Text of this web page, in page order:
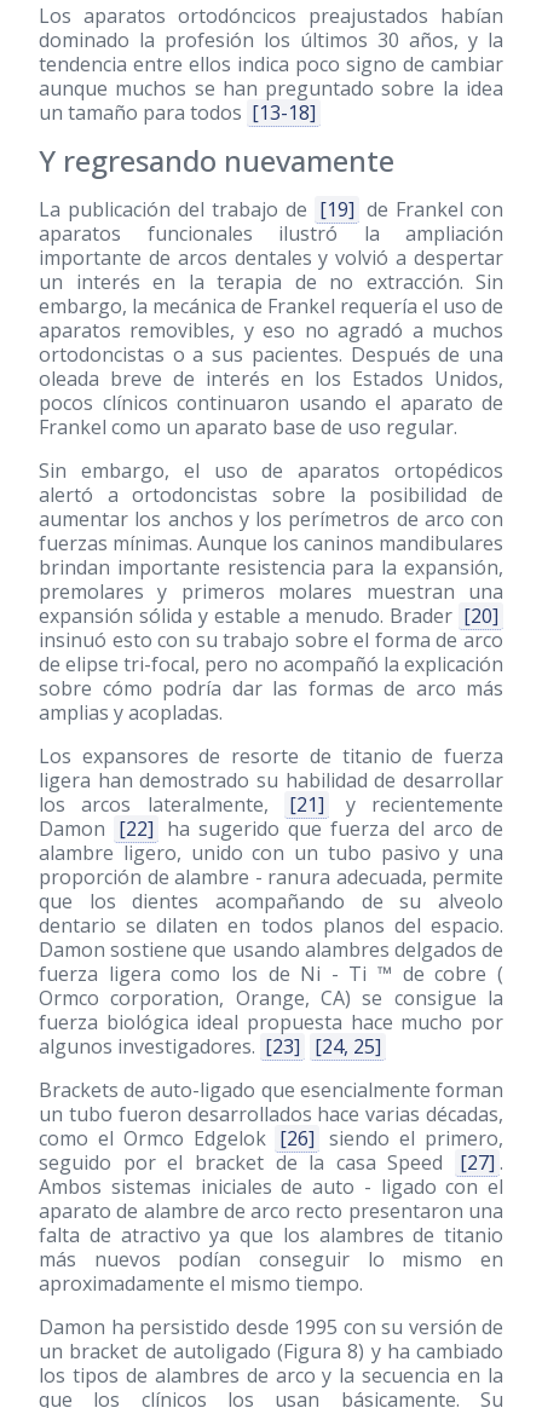
Los aparatos ortodóncicos preajustados habían
dominado la profesión los últimos 30 años, y la
tendencia entre ellos indica poco signo de cambiar
aunque muchos se han preguntado sobre la idea
un tamaño para todos [13-18]
Y regresando nuevamente
La publicación del trabajo de [19] de Frankel con
aparatos funcionales ilustró la ampliación
importante de arcos dentales y volvió a despertar
un interés en la terapia de no extracción. Sin
embargo, la mecánica de Frankel requería el uso de
aparatos removibles, y eso no agradó a muchos
ortodoncistas o a sus pacientes. Después de una
oleada breve de interés en los Estados Unidos,
pocos clínicos continuaron usando el aparato de
Frankel como un aparato base de uso regular.
Sin embargo, el uso de aparatos ortopédicos
alertó a ortodoncistas sobre la posibilidad de
aumentar los anchos y los perímetros de arco con
fuerzas mínimas. Aunque los caninos mandibulares
brindan importante resistencia para la expansión,
premolares y primeros molares muestran una
expansión sólida y estable a menudo. Brader [20]
insinuó esto con su trabajo sobre el forma de arco
de elipse tri-focal, pero no acompañó la explicación
sobre cómo podría dar las formas de arco más
amplias y acopladas.
Los expansores de resorte de titanio de fuerza
ligera han demostrado su habilidad de desarrollar
los arcos lateralmente,
[21]
y recientemente
Damon [22] ha sugerido que fuerza del arco de
alambre ligero, unido con un tubo pasivo y una
proporción de alambre - ranura adecuada, permite
que los dientes acompañando de su alveolo
dentario se dilaten en todos planos del espacio.
Damon sostiene que usando alambres delgados de
fuerza ligera como los de Ni - Ti ™ de cobre (
Ormco corporation, Orange, CA) se consigue la
fuerza biológica ideal propuesta hace mucho por
algunos investigadores. [23]
[24, 25]
Brackets de auto-ligado que esencialmente forman
un tubo fueron desarrollados hace varias décadas,
como el Ormco Edgelok [26] siendo el primero,
seguido por el bracket de la casa Speed
[27] .
Ambos sistemas iniciales de auto - ligado con el
aparato de alambre de arco recto presentaron una
falta de atractivo ya que los alambres de titanio
más nuevos podían conseguir lo mismo en
aproximadamente el mismo tiempo.
Damon ha persistido desde 1995 con su versión de
un bracket de autoligado (Figura 8) y ha cambiado
los tipos de alambres de arco y la secuencia en la
que los clínicos los usan básicamente. Su